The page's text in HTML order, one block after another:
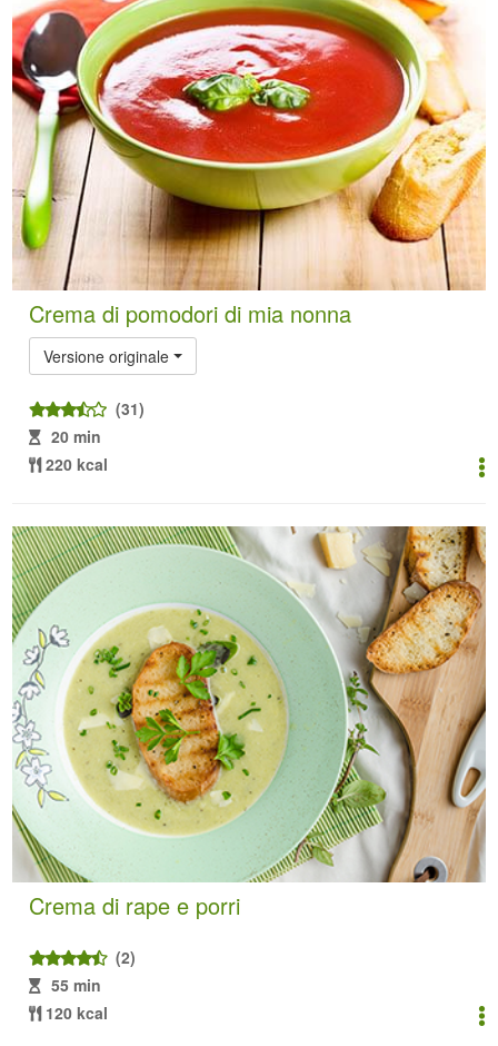
Crema di pomodori di mia nonna
Versione originale
(31)
20 min
220 kcal
Crema di rape e porri
(2)
55 min
120 kcal